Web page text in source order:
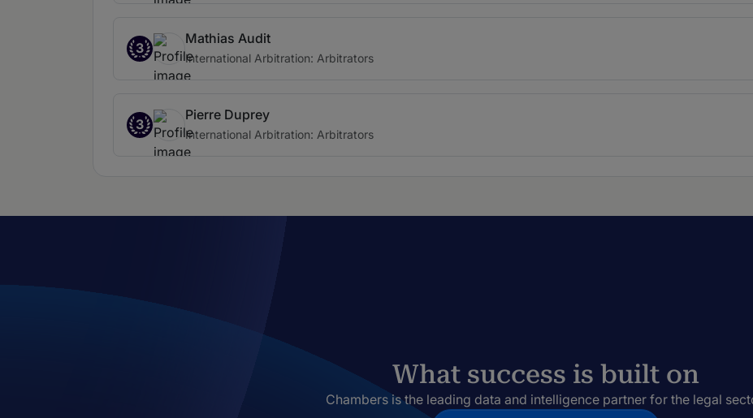
3
Mathias Audit
International Arbitration: Arbitrators
3
Pierre Duprey
International Arbitration: Arbitrators
What success is built on
Chambers is the leading data and intelligence partner for the legal